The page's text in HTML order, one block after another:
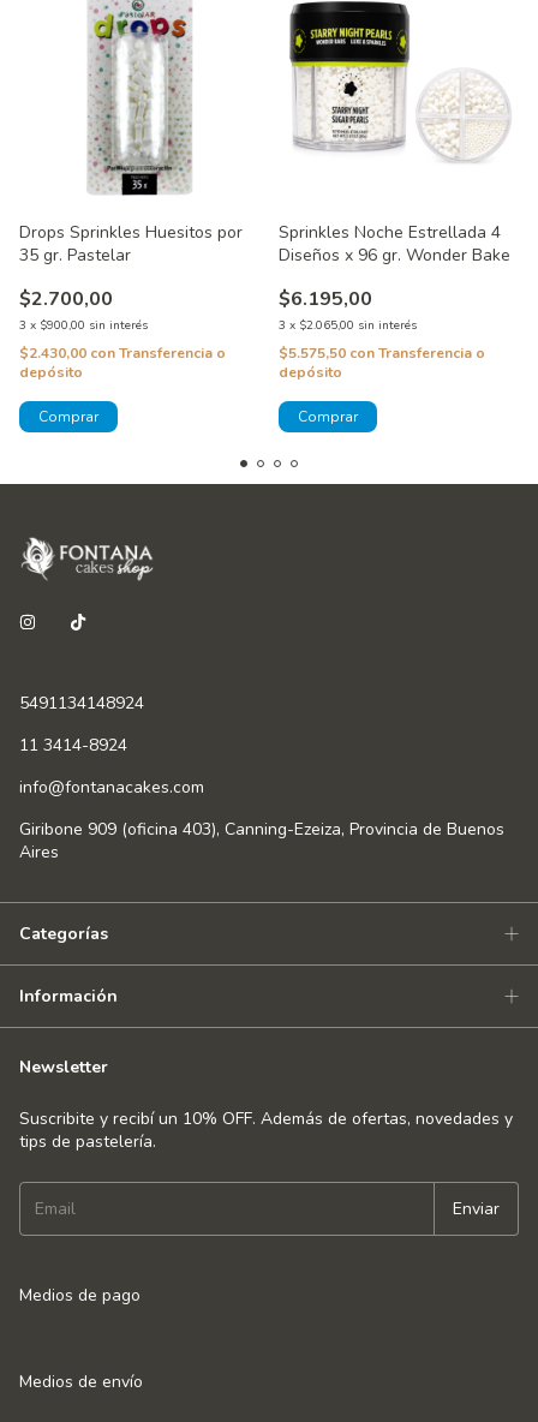
Drops Sprinkles Huesitos por
35 gr. Pastelar
$2.700,00
3 x $900,00 sin interés
$2.430,00 conTransferencia o
depósito
Sprinkles Noche Estrellada 4
Diseños x 96 gr. Wonder Bake
$6.195,00
3 x $2.065,00 sin interés
$5.575,50 conTransferencia o
depósito
5491134148924
11 3414-8924
info@fontanacakes.com
Giribone 909 (oficina 403), Canning-Ezeiza, Provincia de Buenos
Aires
Categorías
Información
Newsletter
Suscribite y recibí un 10% OFF. Además de ofertas, novedades y
tips de pastelería.
Medios de pago
Medios de envío